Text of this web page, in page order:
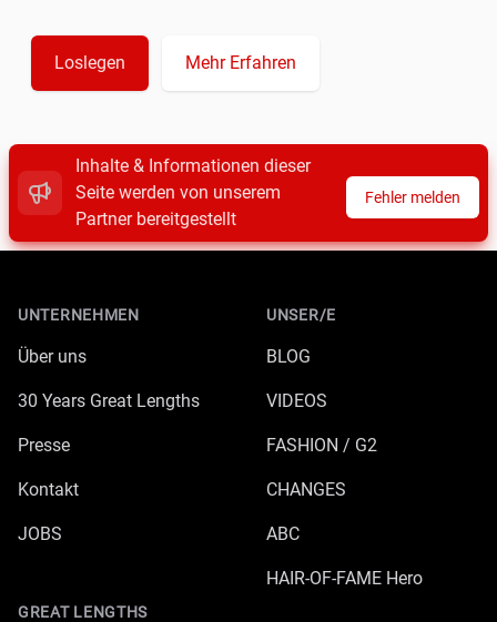
Loslegen Mehr Erfahren
Inhalte & Informationen dieser
Seite werden von unserem
Partner bereitgestellt
Fehler melden
UNTERNEHMEN
Über uns
30 Years Great Lengths
Presse
Kontakt
JOBS
GREAT LENGTHS
UNSER/E
BLOG
VIDEOS
FASHION / G2
CHANGES
ABC
HAIR-OF-FAME Hero